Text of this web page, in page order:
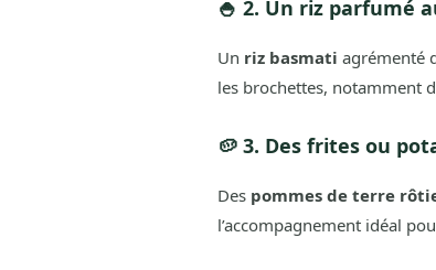
🍚 2. Un riz parfumé
Un riz basmati agrémenté
les brochettes, notamment
🥔 3. Des frites ou
Des pommes de terre
l’accompagnement idéal